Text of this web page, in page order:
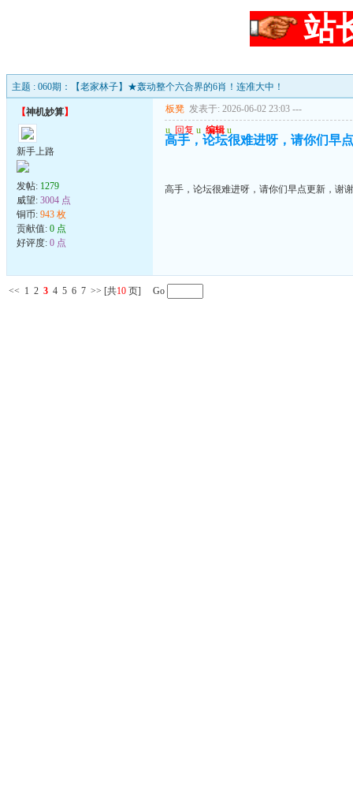
站
主题 : 060期：【老家林子】★轰动整个六合界的6肖！连准大中！
【神机妙算】
新手上路
发帖: 1279
威望: 3004 点
铜币: 943 枚
贡献值: 0 点
好评度: 0 点
板凳 发表于: 2026-06-02 23:03 ---
u 回复 u 编辑 u
高手，论坛很难进呀，请你们早
高手，论坛很难进呀，请你们早点更新，谢谢
<< 1 2 3 4 5 6 7 >> [共10 页] Go